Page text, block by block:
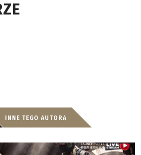
INNE TEGO AUTORA